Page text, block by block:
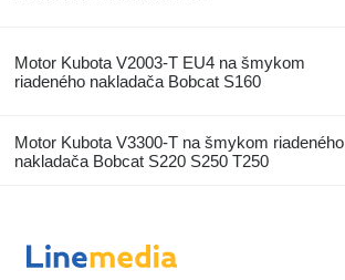
Motor Kubota V2003-T EU4 na šmykom
riadeného nakladača Bobcat S160
Motor Kubota V3300-T na šmykom riadeného
nakladača Bobcat S220 S250 T250